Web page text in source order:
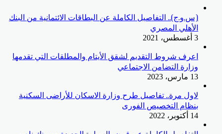
(س.و.ج).. التفاصيل الكاملة عن البطاقات الائتمانية من البنك
الأهلي المصري
3 أغسطس، 2021
اعرف شروط التقديم لشقق الأيتام والمطلقات التي تقدمها
وزارة التضامن الاجتماعي
13 مارس، 2023
لاول مرة.. تفاصيل طرح وزارة الاسكان للأراضى السكنية
بنظام التخصيص الفورى
14 أكتوبر، 2022